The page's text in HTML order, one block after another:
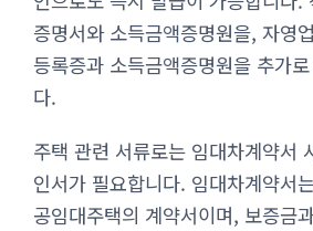
증명서와 소득금액증명원을, 자영
등록증과 소득금액증명원을 추가
다.
주택 관련 서류로는 임대차계약서
인서가 필요합니다. 임대차계약서
공임대주택의 계약서이며, 보증금